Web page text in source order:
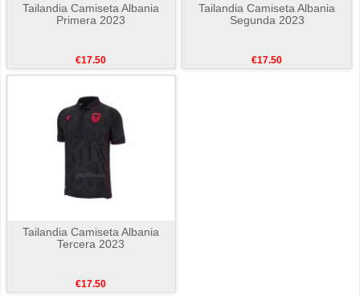
Tailandia Camiseta Albania
Primera 2023
€17.50
Tailandia Camiseta Albania
Segunda 2023
€17.50
Tailandia Camiseta Albania
Tercera 2023
€17.50